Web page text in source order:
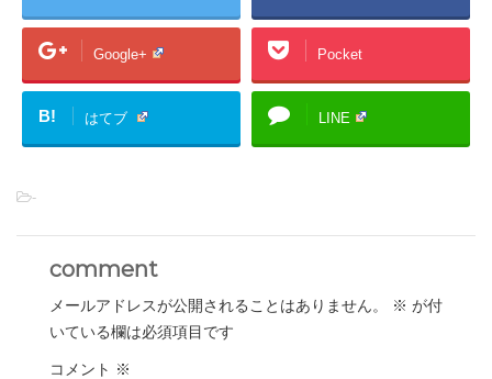
Google+ Pocket
B! はてブ LINE
-
comment
メールアドレスが公開されることはありません。 ※ が付
いている欄は必須項目です
コメント ※